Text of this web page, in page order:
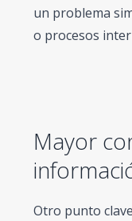
un problema
o procesos
Mayor
Otro punto